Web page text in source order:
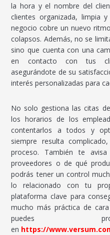
la hora y el nombre del
clientes organizada, limpia
negocio cobre un nuevo
colapsos. Además, no se
sino que cuenta con una
en contacto con tus
asegurándote de su
interés personalizadas para
No solo gestiona las citas
los horarios de los
contentarlos a todos y
siempre resulta
proceso. También te
proveedores o de qué
podrás tener un control
lo relacionado con tu
plataforma clave para
mucho más práctica de
puedes
en https://